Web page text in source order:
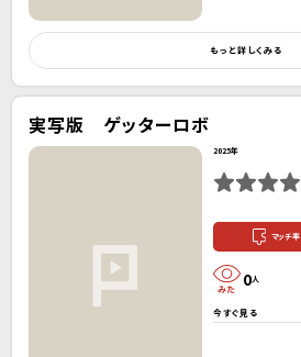
もっと詳しくみる
実写版 ゲッターロボ
2025年
マッチ率
0人
今すぐ見る